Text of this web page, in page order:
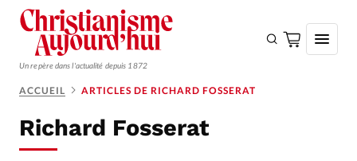
Un repère dans l'actualité depuis 1872
Monde
ACCUEIL ARTICLES DE RICHARD FOSSERAT
Richard Fosserat